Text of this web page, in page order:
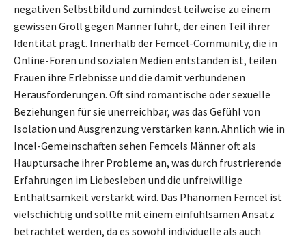
negativen Selbstbild und zumindest teilweise zu einem
gewissen Groll gegen Männer führt, der einen Teil ihrer
Identität prägt. Innerhalb der Femcel-Community, die in
Online-Foren und sozialen Medien entstanden ist, teilen
Frauen ihre Erlebnisse und die damit verbundenen
Herausforderungen. Oft sind romantische oder sexuelle
Beziehungen für sie unerreichbar, was das Gefühl von
Isolation und Ausgrenzung verstärken kann. Ähnlich wie in
Incel-Gemeinschaften sehen Femcels Männer oft als
Hauptursache ihrer Probleme an, was durch frustrierende
Erfahrungen im Liebesleben und die unfreiwillige
Enthaltsamkeit verstärkt wird. Das Phänomen Femcel ist
vielschichtig und sollte mit einem einfühlsamen Ansatz
betrachtet werden, da es sowohl individuelle als auch